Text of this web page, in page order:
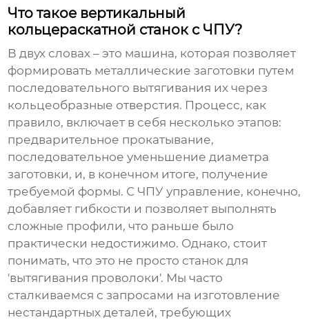
Что такое вертикальный
кольцераскатной станок с ЧПУ?
В двух словах – это машина, которая позволяет
формировать металлические заготовки путем
последовательного вытягивания их через
кольцеобразные отверстия. Процесс, как
правило, включает в себя несколько этапов:
предварительное прокатывание,
последовательное уменьшение диаметра
заготовки, и, в конечном итоге, получение
требуемой формы. С ЧПУ управление, конечно,
добавляет гибкости и позволяет выполнять
сложные профили, что раньше было
практически недостижимо. Однако, стоит
понимать, что это не просто станок для
'вытягивания проволоки'. Мы часто
сталкиваемся с запросами на изготовление
нестандартных деталей, требующих